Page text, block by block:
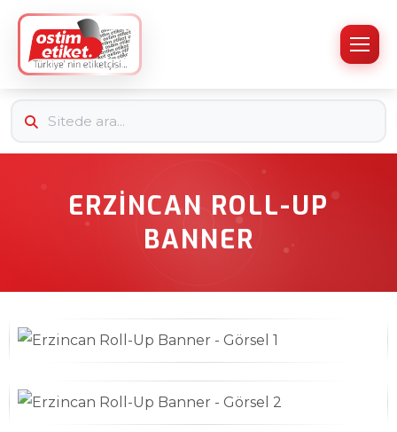
ERZINCAN ROLL-UP
BANNER